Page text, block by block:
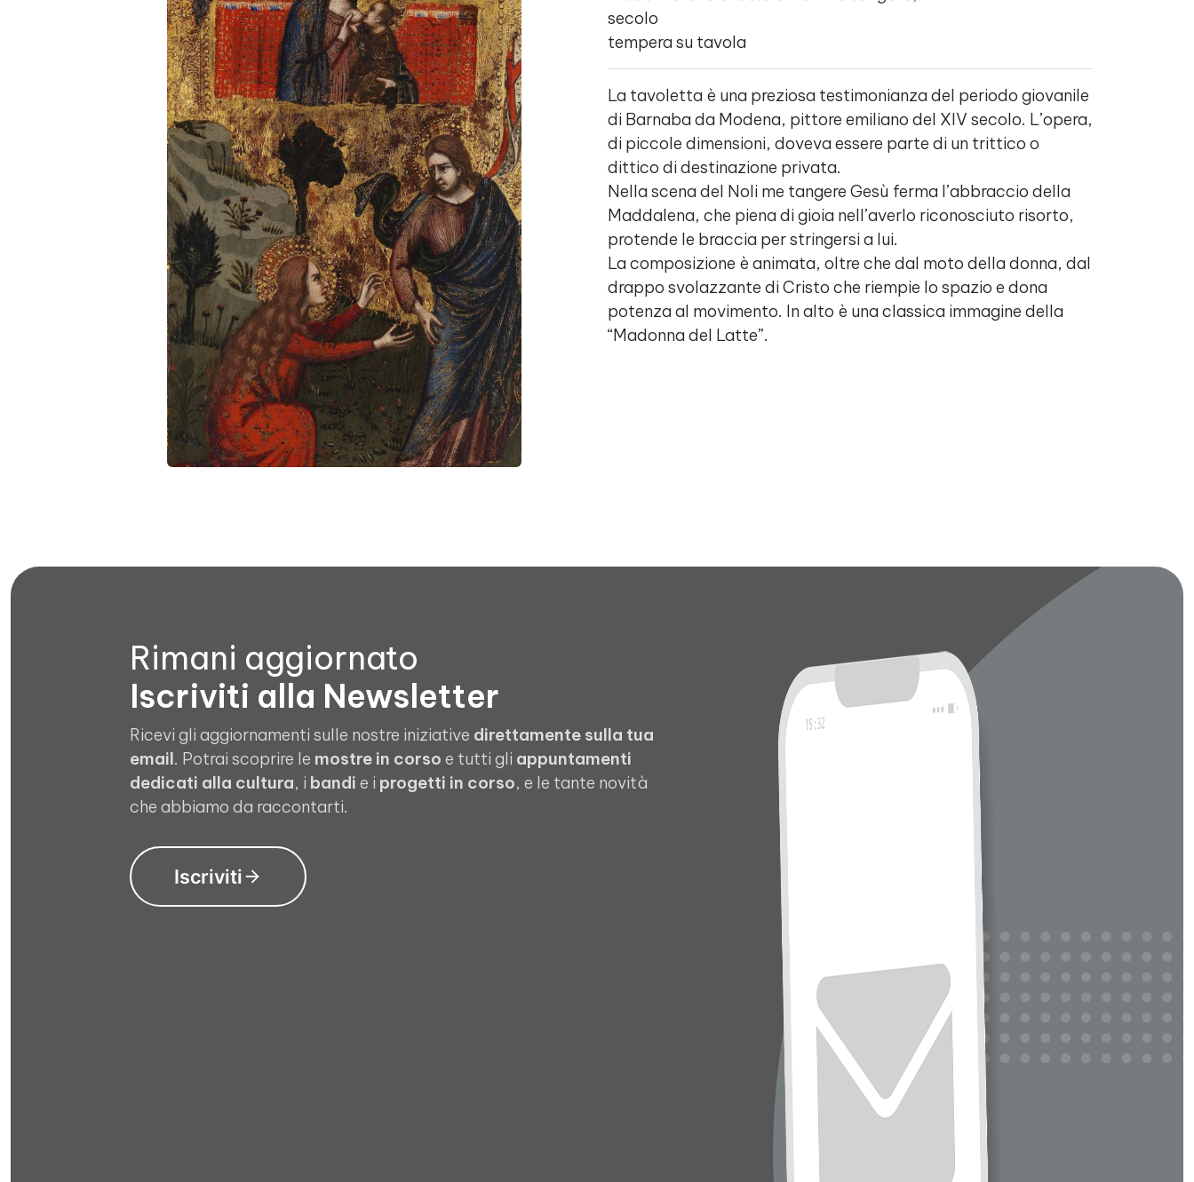
secolo
tempera su tavola
La tavoletta è una preziosa testimonianza del periodo giovanile
di Barnaba da Modena, pittore emiliano del XIV secolo. L’opera,
di piccole dimensioni, doveva essere parte di un trittico o
dittico di destinazione privata.
Nella scena del Noli me tangere Gesù ferma l’abbraccio della
Maddalena, che piena di gioia nell’averlo riconosciuto risorto,
protende le braccia per stringersi a lui.
La composizione è animata, oltre che dal moto della donna, dal
drappo svolazzante di Cristo che riempie lo spazio e dona
potenza al movimento. In alto è una classica immagine della
“Madonna del Latte”.
Rimani aggiornato
Iscriviti alla Newsletter
Ricevi gli aggiornamenti sulle nostre iniziative direttamente sulla tua
email. Potrai scoprire le mostre in corso e tutti gli appuntamenti
dedicati alla cultura, i bandi e i progetti in corso, e le tante novità
che abbiamo da raccontarti.
Iscriviti